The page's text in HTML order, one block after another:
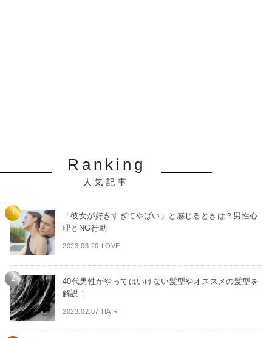
Ranking
人気記事
「彼女が好きすぎてやばい」と感じるときは？男性心
理とNG行動
2023.03.20 LOVE
40代男性がやってはいけない髪型やオススメの髪型を
解説！
2023.02.07 HAIR